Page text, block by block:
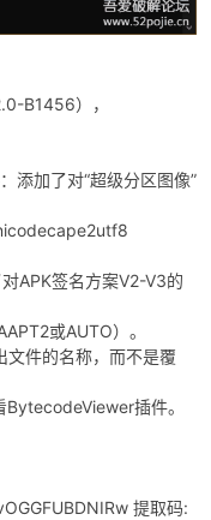
B1456），
添加了对“超级分区图像”
APK签名方案V2-V3的
或AUTO）。
文件的名称，而不是覆
插件。
提取码: